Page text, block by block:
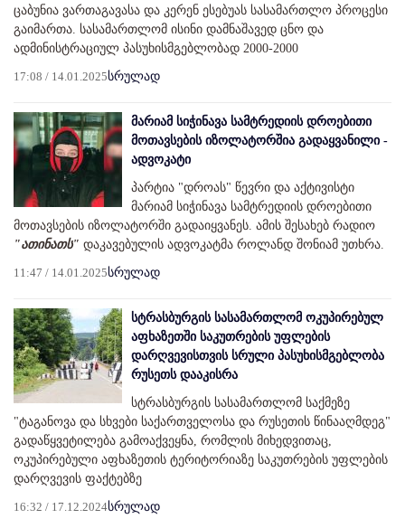
ცაბუნია ვართაგავასა და კერენ ესებუას სასამართლო პროცესი
გაიმართა. სასამართლომ ისინი დამნაშავედ ცნო და
ადმინისტრაციულ პასუხისმგებლობად 2000-2000
17:08 / 14.01.2025სრულად
მარიამ სიჭინავა სამტრედიის დროებითი
მოთავსების იზოლატორშია გადაყვანილი -
ადვოკატი
პარტია "დროას" წევრი და აქტივისტი
მარიამ სიჭინავა სამტრედიის დროებითი
მოთავსების იზოლატორში გადაიყვანეს. ამის შესახებ რადიო
"ათინათს" დაკავებულის ადვოკატმა როლანდ შონიამ უთხრა.
11:47 / 14.01.2025სრულად
სტრასბურგის სასამართლომ ოკუპირებულ
აფხაზეთში საკუთრების უფლების
დარღვევისთვის სრული პასუხისმგებლობა
რუსეთს დააკისრა
სტრასბურგის სასამართლომ საქმეზე
"ტაგანოვა და სხვები საქართველოსა და რუსეთის წინააღმდეგ"
გადაწყვეტილება გამოაქვეყნა, რომლის მიხედვითაც,
ოკუპირებული აფხაზეთის ტერიტორიაზე საკუთრების უფლების
დარღვევის ფაქტებზე
16:32 / 17.12.2024სრულად